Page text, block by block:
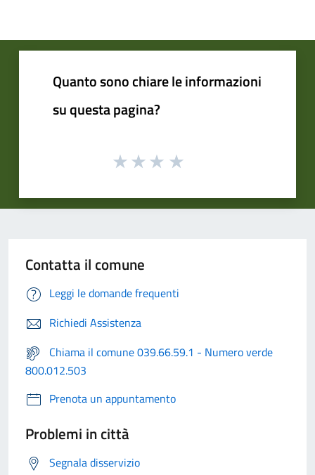
Quanto sono chiare le informazioni
su questa pagina?
Contatta il comune
Leggi le domande frequenti
Richiedi Assistenza
Chiama il comune 039.66.59.1 - Numero verde
800.012.503
Prenota un appuntamento
Problemi in città
Segnala disservizio